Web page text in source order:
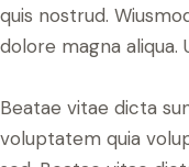
quis nostrud.
dolore magna aliqua.
Beatae vitae dicta
voluptatem quia